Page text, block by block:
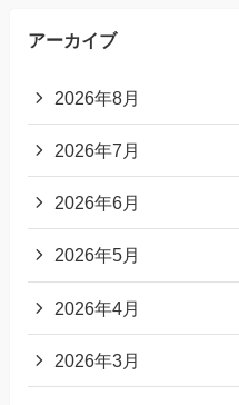
アーカイブ
2026年8月
2026年7月
2026年6月
2026年5月
2026年4月
2026年3月